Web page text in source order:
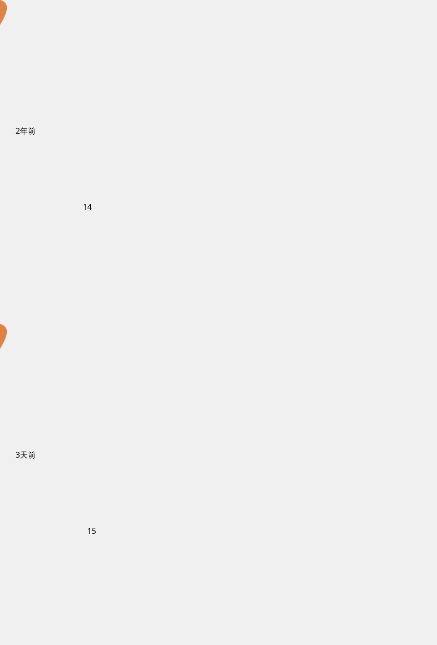
2年前
14
3天前
15